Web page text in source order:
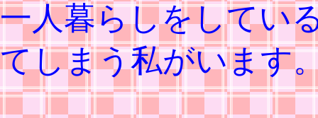
一人暮らしをしてい
てしまう私がいます